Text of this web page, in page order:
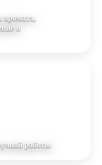
аромата,
и
работы